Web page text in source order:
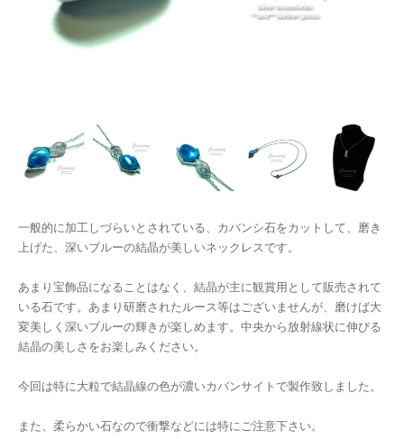
一般的に加工しづらいとされている、カバンシ石をカットして、磨き
上げた、深いブルーの結晶が美しいネックレスです。
あまり宝飾品になることはなく、結晶が主に観賞用として販売されて
いる石です。あまり研磨されたルース等はございませんが、磨けば大
変美しく深いブルーの輝きが楽しめます。中央から放射線状に伸びる
結晶の美しさをお楽しみください。
今回は特に大粒で結晶線の色が濃いカバンサイトで製作致しました。
また、柔らかい石なので衝撃などには特にご注意下さい。